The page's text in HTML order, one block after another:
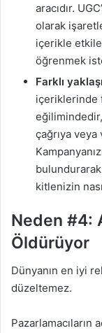
aracıdır.
olarak
içerikle
öğrenmek
Farklı
içeriklerinde
çağrıya
kitlenizin
Neden #4:
Öldürüyor
Dünyanın en iyi
düzeltemez.
Pazarlamacıların